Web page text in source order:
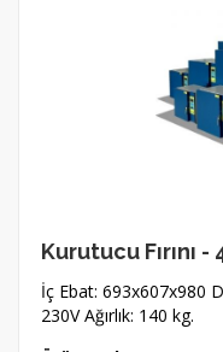
Kurutucu Fırını
İç Ebat: 693x607x980
230V Ağırlık: 140 kg.